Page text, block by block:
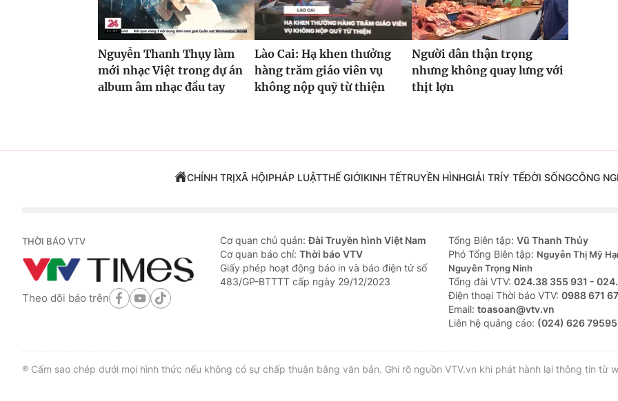
Nguyễn Thanh Thụy làm
mới nhạc Việt trong dự án
album âm nhạc đầu tay
Lào Cai: Hạ khen thưởng
hàng trăm giáo viên vụ
không nộp quỹ từ thiện
Người dân thận trọng
nhưng không quay lưng với
thịt lợn
CHÍNH TRỊXÃ HỘIPHÁP LUẬTTHẾ GIỚIKINH TẾTRUYỀN HÌNHGIẢI TRÍY TẾĐỜI SỐNGCÔNG
THỜI BÁO VTV
Theo dõi báo trên
Cơ quan chủ quản:Đài Truyền hình Việt Nam
Cơ quan báo chí: Thời báo VTV
Giấy phép hoạt động báo in và báo điện tử số
483/GP-BTTTT cấp ngày 29/12/2023
Tổng Biên tập: Vũ Thanh Thủy
Phó Tổng Biên tập: Nguyễn Thị Mỹ
Nguyễn Trọng Ninh
Tổng đài VTV: 024.38 355 931 -
Ðiện thoại Thời báo VTV: 0988 671
Email: toasoan@vtv.vn
Liên hệ quảng cáo: (024) 626 79595
® Cấm sao chép dưới mọi hình thức nếu không có sự chấp thuận bằng văn bản. Ghi rõ nguồn VTV.vn khi phát hành lại thông tin từ